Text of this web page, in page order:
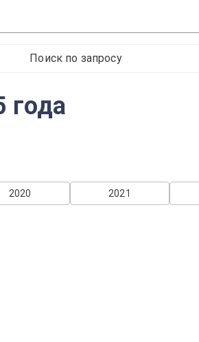
Поиск по запросу
года
2021
2020